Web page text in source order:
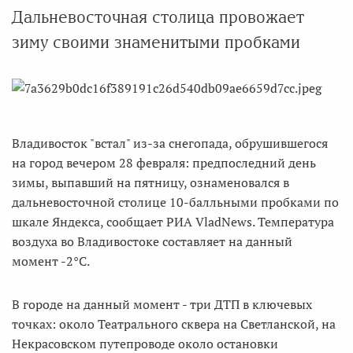
Дальневосточная столица провожает
зиму своими знаменитыми пробками
Владивосток "встал" из-за снегопада, обрушившегося
на город вечером 28 февраля: предпоследний день
зимы, выпавший на пятницу, ознаменовался в
дальневосточной столице 10-балльными пробками по
шкале Яндекса, сообщает РИА VladNews. Температура
воздуха во Владивостоке составляет на данный
момент -2°C.
В городе на данный момент - три ДТП в ключевых
точках: около Театрального сквера на Светланской, на
Некрасовском путепроводе около остановки